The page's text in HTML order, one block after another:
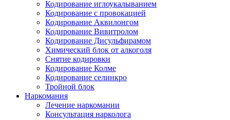
Кодирование иглоукалыванием
Кодирование с провокацией
Кодирование Аквилонгом
Кодирование Вивитролом
Кодирование Дисульфирамом
Химический блок от алкоголя
Снятие кодировки
Кодирование Колме
Кодирование селинкро
Тройной блок
Наркомания
Лечение наркомании
Консультация нарколога